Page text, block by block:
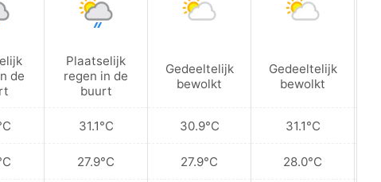
de
Plaatselijk
regen in de
buurt
31.1°C
27.9°C
Gedeeltelijk
bewolkt
30.9°C
27.9°C
Gedeeltelijk
bewolkt
31.1°C
28.0°C